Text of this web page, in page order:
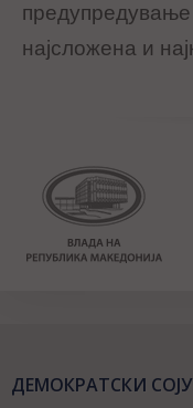
најсложена и
ДЕМОКРАТСКИ